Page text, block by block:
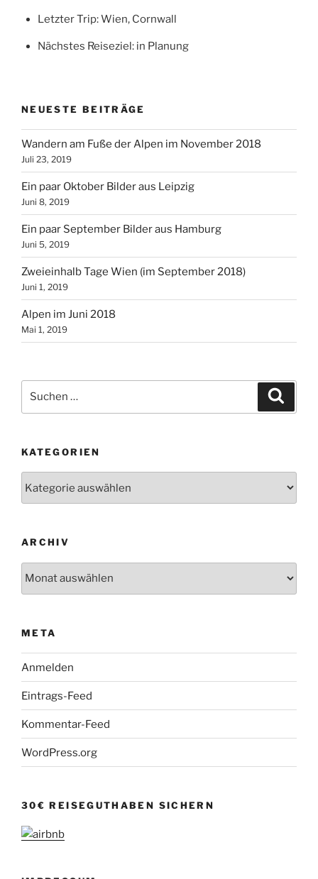
Letzter Trip: Wien, Cornwall
Nächstes Reiseziel: in Planung
NEUESTE BEITRÄGE
Wandern am Fuße der Alpen im November 2018
Juli 23, 2019
Ein paar Oktober Bilder aus Leipzig
Juni 8, 2019
Ein paar September Bilder aus Hamburg
Juni 5, 2019
Zweieinhalb Tage Wien (im September 2018)
Juni 1, 2019
Alpen im Juni 2018
Mai 1, 2019
nach:
KATEGORIEN
ARCHIV
META
Anmelden
Eintrags-Feed
Kommentar-Feed
WordPress.org
30€ REISEGUTHABEN SICHERN